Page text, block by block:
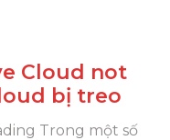
Cloud not
bị treo
Trong một số